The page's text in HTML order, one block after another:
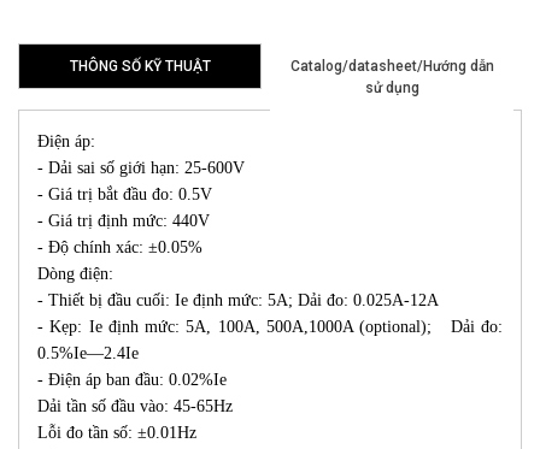
THÔNG SỐ KỸ THUẬT
Catalog/datasheet/Hướng dẫn
sử dụng
Điện áp:
- Dải sai số giới hạn: 25-600V
- Giá trị bắt đầu đo: 0.5V
- Giá trị định mức: 440V
- Độ chính xác: ±0.05%
Dòng điện:
- Thiết bị đầu cuối: Ie định mức: 5A; Dải đo: 0.025A-12A
- Kẹp: Ie định mức: 5A, 100A, 500A,1000A (optional); Dải đo:
0.5%Ie—2.4Ie
- Điện áp ban đầu: 0.02%Ie
Dải tần số đầu vào: 45-65Hz
Lỗi đo tần số: ±0.01Hz